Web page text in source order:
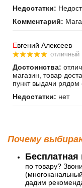
Недостатки:
Комментарий:
Евгений Алексеев
отличный
Достоинства:
магазин, товар
пункт выдачи рядом
Недостатки: нет
Почему
Бесплатная
по товару?
дадим